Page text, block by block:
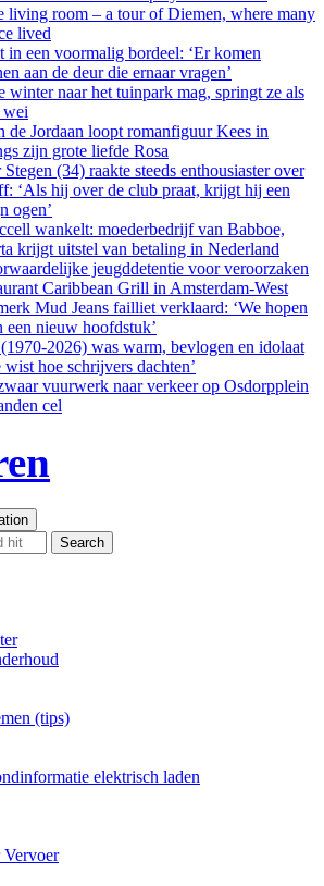
living room – a tour of Diemen, where many
lived
in een voormalig bordeel: ‘Er komen
aan de deur die ernaar vragen’
winter naar het tuinpark mag, springt ze als
wei
de Jordaan loopt romanfiguur Kees in
zijn grote liefde Rosa
(34) raakte steeds enthousiaster over
‘Als hij over de club praat, krijgt hij een
ogen’
wankelt: moederbedrijf van Babboe,
krijgt uitstel van betaling in Nederland
jeugddetentie voor veroorzaken
Caribbean Grill in Amsterdam-West
Mud Jeans failliet verklaard: ‘We hopen
een nieuw hoofdstuk’
2026) was warm, bevlogen en idolaat
hoe schrijvers dachten’
vuurwerk naar verkeer op Osdorpplein
cel
(tips)
elektrisch laden
Vervoer